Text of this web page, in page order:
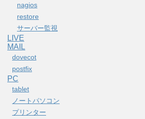
nagios
restore
サーバー監視
LIVE
MAIL
dovecot
postfix
PC
tablet
ノートパソコン
プリンター